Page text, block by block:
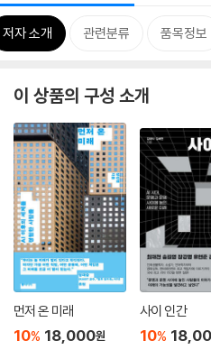
저자 소개 관련분류 품목정보
이 상품의 구성 소개
먼저 온 미래
10% 18,000원
사이 인간
10%